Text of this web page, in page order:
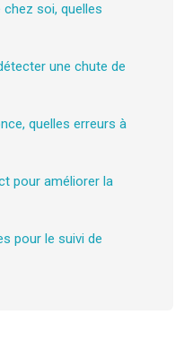
chez soi, quelles
une chute de
quelles erreurs à
pour améliorer la
pour le suivi de